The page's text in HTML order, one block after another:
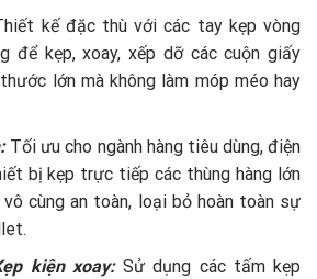
kế đặc thù với các tay kẹp vòng
để kẹp, xoay, xếp dỡ các cuộn giấy
lớn mà không làm móp méo hay
Tối ưu cho ngành hàng tiêu dùng, điện
bị kẹp trực tiếp các thùng hàng lớn
cùng an toàn, loại bỏ hoàn toàn sự
kiện xoay: Sử dụng các tấm kẹp